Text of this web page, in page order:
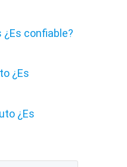
confiable?
¿Es
¿Es